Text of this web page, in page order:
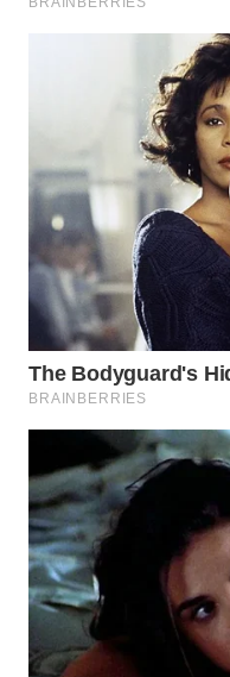
WN
BOROBUDUR
WN
MADURA
WN
SURABAYA
WN
NATUNA
WN
BINTAN
WN